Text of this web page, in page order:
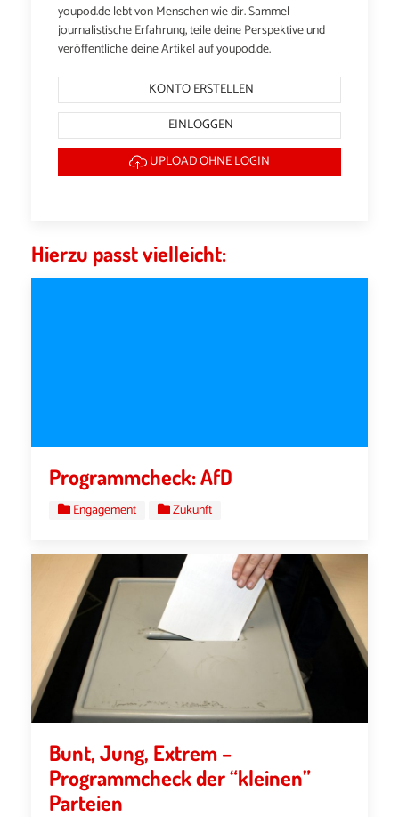
youpod.de lebt von Menschen wie dir. Sammel
journalistische Erfahrung, teile deine Perspektive und
veröffentliche deine Artikel auf youpod.de.
KONTO ERSTELLEN
EINLOGGEN
UPLOAD OHNE LOGIN
Hierzu passt vielleicht:
Programmcheck: AfD
Engagement Zukunft
Bunt, Jung, Extrem –
Programmcheck der “kleinen”
Parteien